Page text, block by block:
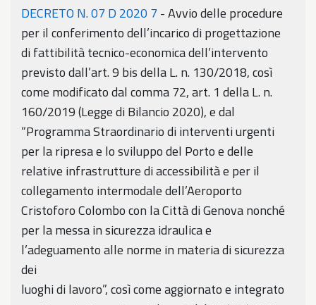
DECRETO N. 07 D 2020 7- Avvio delle procedure
per il conferimento dell’incarico di progettazione
di fattibilità tecnico-economica dell’intervento
previsto dall’art. 9 bis della L. n. 130/2018, così
come modificato dal comma 72, art. 1 della L. n.
160/2019 (Legge di Bilancio 2020), e dal
“Programma Straordinario di interventi urgenti
per la ripresa e lo sviluppo del Porto e delle
relative infrastrutture di accessibilità e per il
collegamento intermodale dell’Aeroporto
Cristoforo Colombo con la Città di Genova nonché
per la messa in sicurezza idraulica e
l’adeguamento alle norme in materia di sicurezza
dei
luoghi di lavoro”, così come aggiornato e integrato